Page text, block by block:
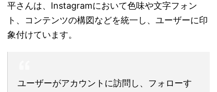
平さんは、Instagramにおいて色味や文字フォン
ト、コンテンツの構図などを統一し、ユーザーに印
象付けています。
ユーザーがアカウントに訪問し、フォローす